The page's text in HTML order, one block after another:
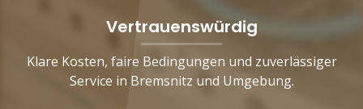
Vertrauenswürdig
Klare Kosten, faire Bedingungen und zuverlässiger
Service in Bremsnitz und Umgebung.